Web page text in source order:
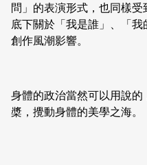
問」的表演形式，也同樣
底下關於「我是誰」、「
創作風潮影響。
身體的政治當然可以用說
槳，攪動身體的美學之海。